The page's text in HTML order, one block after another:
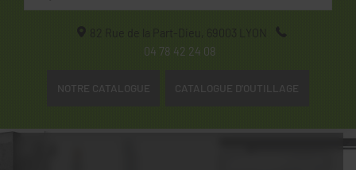
82 Rue de la Part-Dieu, 69003
LYON
04 78 42 24 08
NOTRE CATALOGUE CATALOGUE D'OUTILLAGE